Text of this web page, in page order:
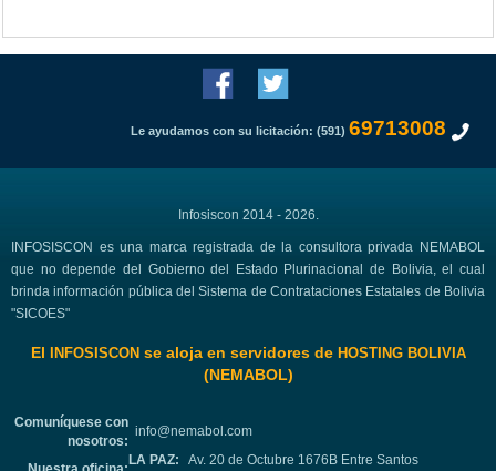
Le ayudamos con su licitación: (591) 69713008
Infosiscon 2014 - 2026.
INFOSISCON es una marca registrada de la consultora privada NEMABOL
que no depende del Gobierno del Estado Plurinacional de Bolivia, el cual
brinda información pública del Sistema de Contrataciones Estatales de Bolivia
"SICOES"
El INFOSISCONse aloja en servidores de HOSTING BOLIVIA
(NEMABOL)
Comuníquese con
nosotros:
info@nemabol.com
LA PAZ: Av. 20 de Octubre 1676B Entre Santos